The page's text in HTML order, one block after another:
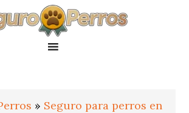
» Seguro para perros en